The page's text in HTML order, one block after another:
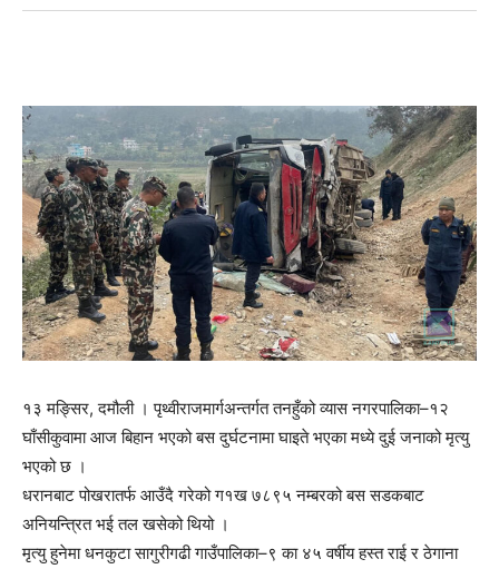
१३ मङ्सिर, दमौली । पृथ्वीराजमार्गअन्तर्गत तनहुँको व्यास नगरपालिका–१२
घाँसीकुवामा आज बिहान भएको बस दुर्घटनामा घाइते भएका मध्ये दुई जनाको मृत्यु
भएको छ ।
धरानबाट पोखरातर्फ आउँदै गरेको ग१ख ७८९५ नम्बरको बस सडकबाट
अनियन्त्रित भई तल खसेको थियो ।
मृत्यु हुनेमा धनकुटा सागुरीगढी गाउँपालिका–९ का ४५ वर्षीय हस्त राई र ठेगाना